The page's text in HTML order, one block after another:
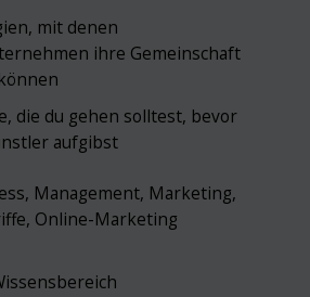
mit denen
ihre Gemeinschaft
die du gehen solltest, bevor
aufgibst
, Management, Marketing,
, Online-Marketing